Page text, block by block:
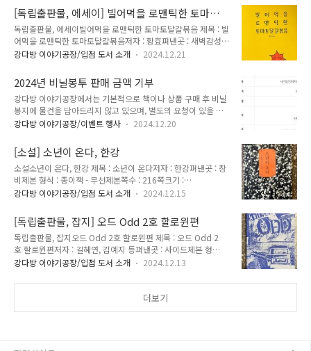
게 해주는 문이 되어주길 바래봅니다. 그 어느 때보다 ..
째 책. 오랜 우리나라와 해외 NGO에서 일해온 말 많은(?) 작가
는 어떤 가치관을 가지고 있는지, 작가가 바라는 세상은 어떠
한 세상인지 궁금하다면 이 책을 펼쳐 보길 바란다. 작가 인스
타그램
https://www.instagram.com/hwangjoo_writer/ 목차
으름에 대한 고찰느리다고 해서 잘못되는 건 아니잖아요소수
에 대한 배려가 없는 사..
[독립출판물, 에세이] 빌어먹을 로맨틱한 토마토
달걀볶음, 황효
독립출판물, 에세이빌어먹을 로맨틱한 토마토달걀볶음 제목 : 빌
어먹을 로맨틱한 토마토달걀볶음저자 : 황효펴낸곳 : 새벽감성제
본 형식 : 종이책 - 무선제본쪽수 : 125쪽크기 : 128x182mm가
90604-55-0 (03810) 파란만장 작가의 중국 여행기, 좀 더 정확
히 말하면 여권 재발급 일기이다. 여행 중 여권을 분실하는 것 자
체도 상상하기 싫은데, 작가는 무려 공공기관이 영업하지 않는
명절 연휴 기간 여권을 분실하게 된다! 과연 작가는 다시 한국으
로 돌아올 수 있었을까? (돌아왔으니 책을 냈겠지만...?) 위기를
가능성으로 다가가길 바란다. 작가 블로그http..
강다방 이야기공장/입점 도서 소개 2024.12.21
2024년 비닐봉투 판매 금액 기부
강다방 이야기공장에서는 기본적으로 책이나 상품 구매 후 비닐
봉지에 물건을 담아드리지 않고 있으며, 별도의 요청이 있을 때
만 비닐봉지를 유상으로 제공하고 있습니다.2024년 한 해 모아
비닐봉지 정책 관련하여 너그럽게 이해해 주신 동참해주신 분들
께 진심으로 감사드립니다. 2023년 비닐봉투 판매 금액 기부 :
코뿔소https://kangdbang.tistory.com/1499 2023년 비닐
봉투 판매 금액 기부2023년 1년 간 강다방 이야기공장에서 판
매 된 비닐봉지 금액을 지역 환경 단체에 기부했습니다. 강다방
물건을 담아드리지 않고kangdbang.tistory.com
강다방 이야기공장/이벤트 행사 2024.12.20
[소설] 소년이 온다, 한강
소설소년이 온다, 한강 제목 : 소년이 온다저자 : 한강펴낸곳 : 창
비제본 형식 : 종이책 - 무선제본쪽수 : 216쪽크기 :
153x224mm가격 : 15,000원발행일 : 2014년 5월 19일ISBN
에서 노벨문학상 수상식이 열립니다. 수상식을 일주일 남긴 어젯
밤은 가 떠올라 무섭고 괴로운 밤이었습니다. 그래서인지 오늘
아침 일상이 더 소중하게 느껴졌습니다.노벨문학상 소식 이후,
강다방에서는 한강 작가의 책을 소개한 적이 없습니다. 굳이 강
다방이 아니더라도 많은 사람들이 이미 소개했고, 무엇보다 내용
강다방 이야기공장/입점 도서 소개 2024.12.15
[독립출판물, 잡지] 오드 Odd 2호 할로윈편
독립출판물, 잡지오드 Odd 2호 할로윈편 제목 : 오드 Odd 2
호 할로윈편저자 : 길혜연, 김예지 등펴낸곳 : 사이드제본 형
식 : 종이책 - 무선제본쪽수 : 224쪽크기 : 170x238mm가
호러 영화와 책 소개는 물론 짧은 소설과 시, 만화, 게임까지 호
강다방 이야기공장/입점 도서 소개 2024.12.13
더보기